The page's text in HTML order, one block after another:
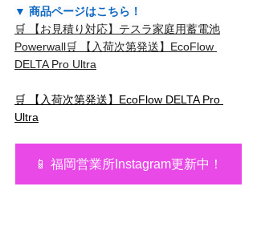
▼ 商品ページはこちら！
🛒 【お見積り対応】テスラ家庭用蓄電池
Powerwall🛒 【入荷次第発送】EcoFlow
DELTA Pro Ultra
🛒 【入荷次第発送】EcoFlow DELTA Pro
Ultra
📱 福岡営業所Instagram更新中！